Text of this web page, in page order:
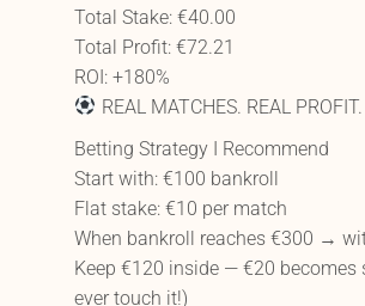
Total Stake: €40.00
Total Profit: €72.21
ROI: +180%
REAL MATCHES. REAL
Betting Strategy I Recommend
Start with: €100 bankroll
Flat stake: €10 per match
When bankroll reaches €300 →
Keep €120 inside — €20 becomes
ever touch it!)